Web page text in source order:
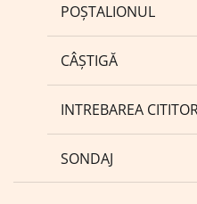
POȘTALIONUL
CÂȘTIGĂ
INTREBAREA
SONDAJ